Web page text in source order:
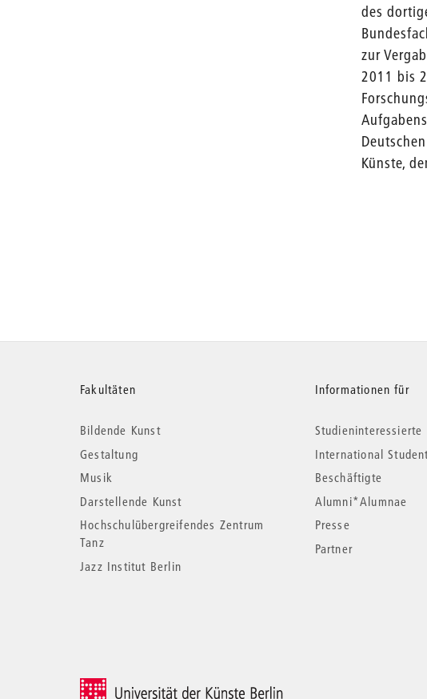
des
zur
2011 bis
Künste,
Weitere
Informationen
Fakultäten
Bildende Kunst
Gestaltung
Musik
Darstellende Kunst
Hochschulübergreifendes Zentrum
Tanz
Jazz Institut Berlin
Informationen für
Studieninteressierte
International
Beschäftigte
Alumni*Alumnae
Presse
Partner
© 2026 Universität der Künste Berlin